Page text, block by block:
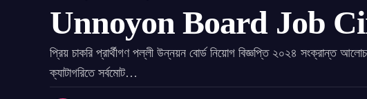
Unnoyon Board Job
প্রিয় চাকরি প্রার্থীগণ পল্লী উন্নয়ন বোর্ড নিয়োগ বিজ্ঞপ্তি ২০২৪ সংক্রান্ত
ক্যাটাগরিতে সর্বমোট…